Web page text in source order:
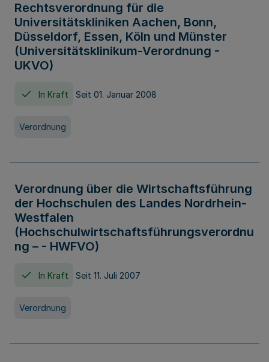
Rechtsverordnung für die
Universitätskliniken Aachen, Bonn,
Düsseldorf, Essen, Köln und Münster
(Universitätsklinikum-Verordnung -
UKVO)
In Kraft Seit 01. Januar 2008
Verordnung
Verordnung über die Wirtschaftsführung
der Hochschulen des Landes Nordrhein-
Westfalen
(Hochschulwirtschaftsführungsverordnu
ng – - HWFVO)
In Kraft Seit 11. Juli 2007
Verordnung